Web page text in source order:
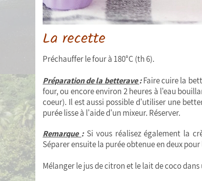
La recette
Préchauffer le four à 180°C (th 6).
Préparation de la betterave:Faire cuire la
four, ou encore environ 2 heures à l'eau
coeur). Il est aussi possible d'utiliser une
purée lisse à l'aide d'un mixeur. Réserver.
Remarque : Si vous réalisez également la
Séparer ensuite la purée obtenue en deux
Mélanger le jus de citron et le lait de coco